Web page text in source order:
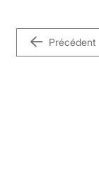
Précédent